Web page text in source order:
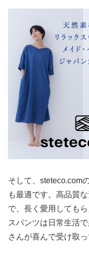
そして、steteco.com
も最適です。高品質
で、長く愛用しても
スパンツは日常生活
さんが喜んで受け取